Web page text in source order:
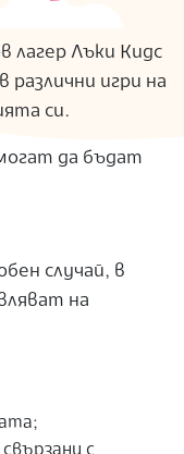
лагер Лъки Кидс
игри на
си.
да бъдат
случай, в
на